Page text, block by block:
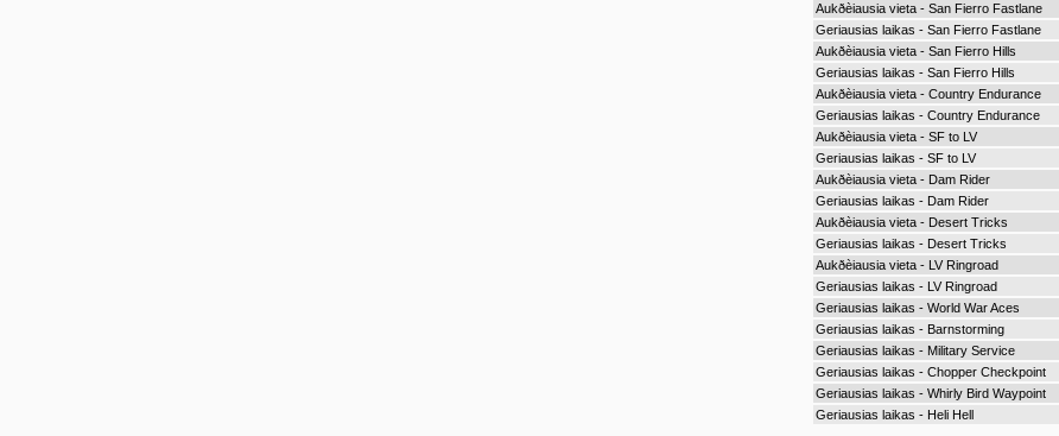
Aukðèiausia vieta - San Fierro Fastlane
Geriausias laikas - San Fierro Fastlane
Aukðèiausia vieta - San Fierro Hills
Geriausias laikas - San Fierro Hills
Aukðèiausia vieta - Country Endurance
Geriausias laikas - Country Endurance
Aukðèiausia vieta - SF to LV
Geriausias laikas - SF to LV
Aukðèiausia vieta - Dam Rider
Geriausias laikas - Dam Rider
Aukðèiausia vieta - Desert Tricks
Geriausias laikas - Desert Tricks
Aukðèiausia vieta - LV Ringroad
Geriausias laikas - LV Ringroad
Geriausias laikas - World War Aces
Geriausias laikas - Barnstorming
Geriausias laikas - Military Service
Geriausias laikas - Chopper Checkpoint
Geriausias laikas - Whirly Bird Waypoint
Geriausias laikas - Heli Hell